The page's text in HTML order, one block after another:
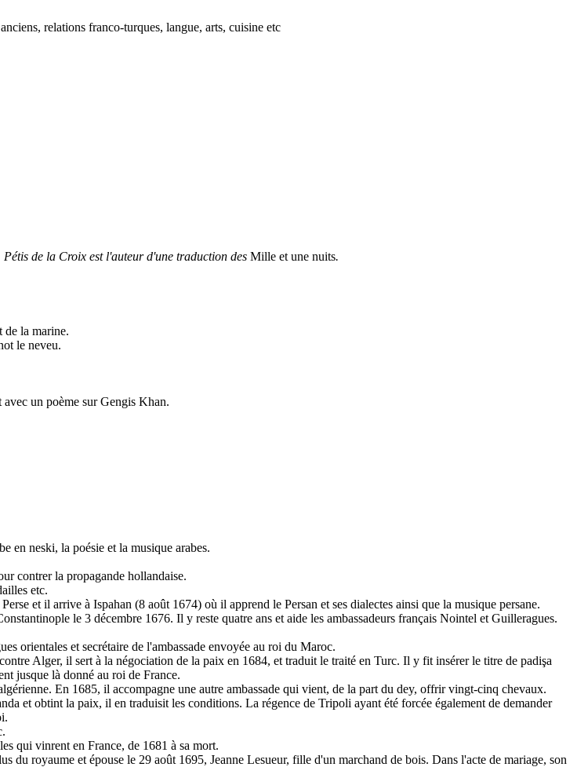
relations franco-turques, langue, arts, cuisine etc
de la Croix est l'auteur d'une traduction des Mille et une nuits.
de la marine.
le neveu.
un poème sur Gengis Khan.
en neski, la poésie et la musique arabes.
contrer la propagande hollandaise.
etc.
et il arrive à Ispahan (8 août 1674) où il apprend le Persan et ses dialectes ainsi que la musique persane.
le 3 décembre 1676. Il y reste quatre ans et aide les ambassadeurs français Nointel et Guilleragues.
orientales et secrétaire de l'ambassade envoyée au roi du Maroc.
Alger, il sert à la négociation de la paix en 1684, et traduit le traité en Turc. Il y fit insérer le titre de padişa
jusque là donné au roi de France.
En 1685, il accompagne une autre ambassade qui vient, de la part du dey, offrir vingt-cinq chevaux.
et obtint la paix, il en traduisit les conditions. La régence de Tripoli ayant été forcée également de demander
qui vinrent en France, de 1681 à sa mort.
royaume et épouse le 29 août 1695, Jeanne Lesueur, fille d'un marchand de bois. Dans l'acte de mariage, son